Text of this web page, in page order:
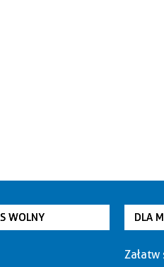
WOLNY DLA
Załatw